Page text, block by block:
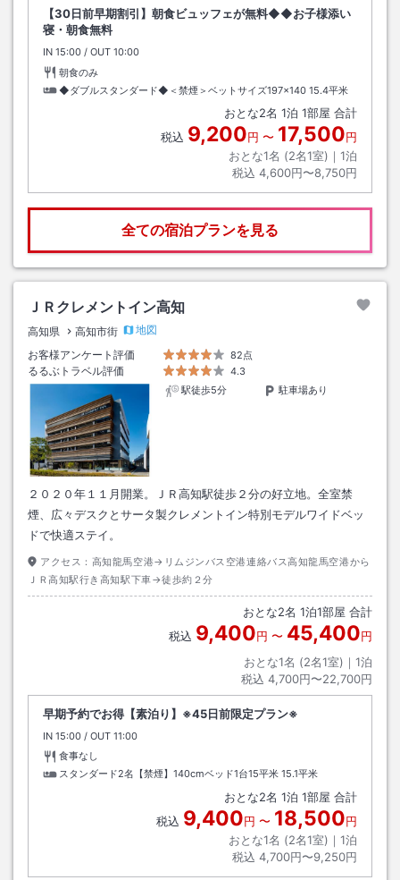
【30日前早期割引】朝食ビュッフェが無料◆◆お子様添い
寝・朝食無料
IN チェックイン
15:00 / OUT チェックアウト
10:00
朝食のみ
◆ダブルスタンダード◆＜禁煙＞ベットサイズ197×140 15.4平米
おとな2名 1泊 1部屋 合計
税込 9,200円 〜 17,500円
おとな1名 (2名1室)｜ 1泊
税込 4,600円〜8,750円
全ての宿泊プランを見る
ＪＲクレメントイン高知
高知県 高知市街
地図
お客様アンケート評価
82点
るるぶトラベル評価
4.3
駅徒歩5分
駐車場あり
２０２０年１１月開業。ＪＲ高知駅徒歩２分の好立地。全室禁
煙、広々デスクとサータ製クレメントイン特別モデルワイドベッ
ドで快適ステイ。
アクセス： 高知龍馬空港→リムジンバス空港連絡バス高知龍馬空港から
ＪＲ高知駅行き高知駅下車→徒歩約２分
おとな2名 1泊1部屋 合計
税込 9,400円 〜 45,400円
おとな1名 (2名1室)｜ 1泊
税込 4,700円〜22,700円
早期予約でお得【素泊り】※45日前限定プラン※
IN チェックイン
15:00 / OUT チェックアウト
11:00
食事なし
スタンダード2名【禁煙】140cmベッド1台15平米 15.1平米
おとな2名 1泊 1部屋 合計
税込 9,400円 〜 18,500円
おとな1名 (2名1室)｜ 1泊
税込 4,700円〜9,250円